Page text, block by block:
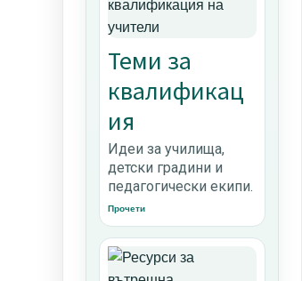
Теми за
квалификац
ия
Идеи за училища,
детски градини и
педагогически екипи.
Прочети